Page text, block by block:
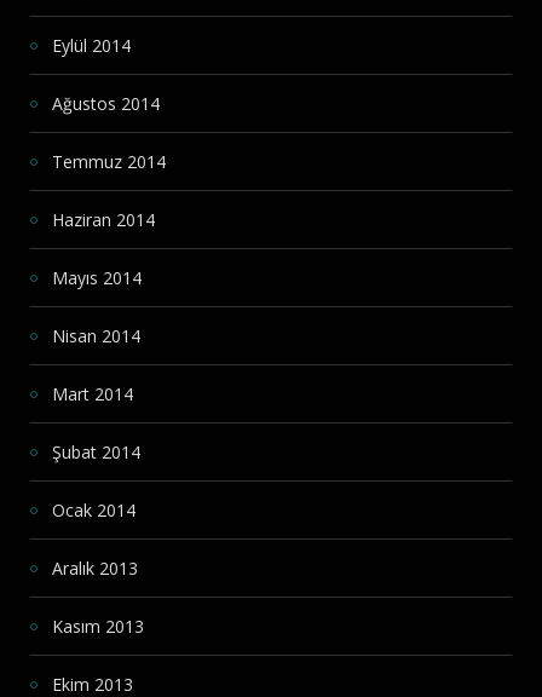
Eylül 2014
Ağustos 2014
Temmuz 2014
Haziran 2014
Mayıs 2014
Nisan 2014
Mart 2014
Şubat 2014
Ocak 2014
Aralık 2013
Kasım 2013
Ekim 2013